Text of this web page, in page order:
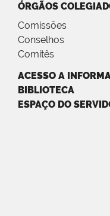
ÓRGÃOS
Comissões
Conselhos
Comitês
ACESSO A
BIBLIOTECA
ESPAÇO DO